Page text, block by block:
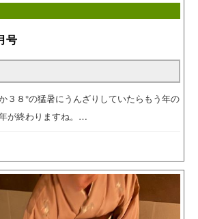
号
３８°の猛暑にうんざりしていたらもう年の
が終わりますね。…